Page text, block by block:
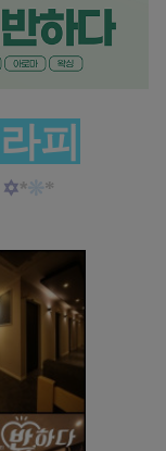
피
✡*❊ *